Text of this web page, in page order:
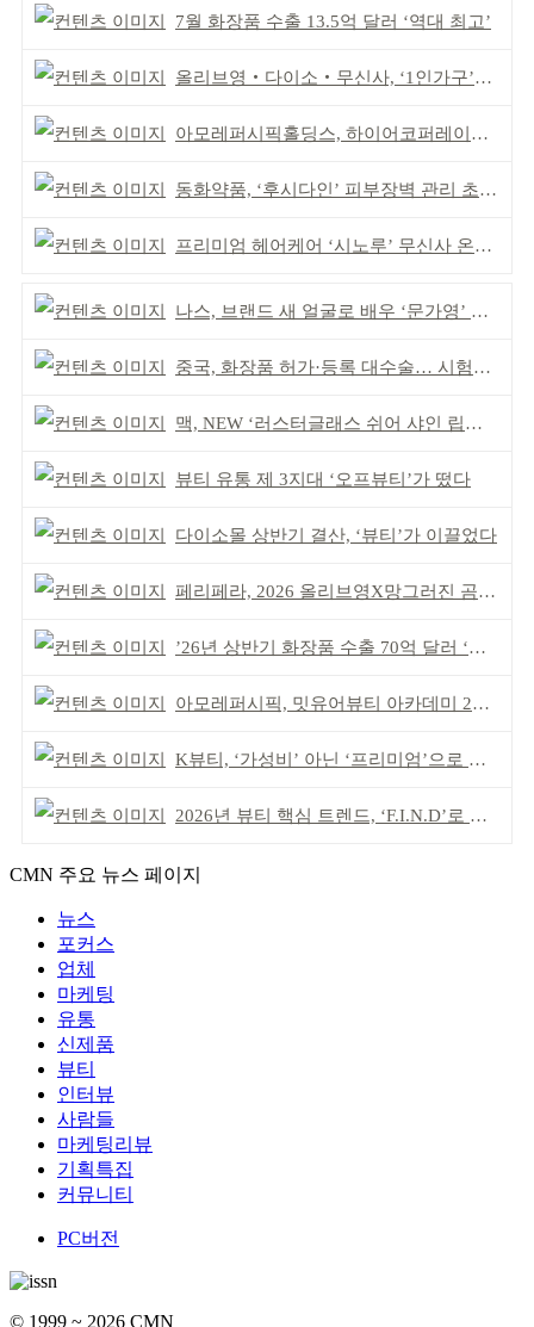
7월 화장품 수출 13.5억 달러 ‘역대 최고’
올리브영‧다이소‧무신사, ‘1인가구’가 이끈다
아모레퍼시픽홀딩스, 하이어코퍼레이션과 투자계약
동화약품, ‘후시다인’ 피부장벽 관리 초점 ‘리브랜딩’
프리미엄 헤어케어 ‘시노루’ 무신사 온라인 입점
나스, 브랜드 새 얼굴로 배우 ‘문가영’ 발탁
중국, 화장품 허가·등록 대수술… 시험자료 공용 허용
맥, NEW ‘러스터글래스 쉬어 샤인 립스틱’ 출시
뷰티 유통 제 3지대 ‘오프뷰티’가 떴다
다이소몰 상반기 결산, ‘뷰티’가 이끌었다
페리페라, 2026 올리브영X망그러진 곰 콜라보
’26년 상반기 화장품 수출 70억 달러 ‘역대 최고’
아모레퍼시픽, 밋유어뷰티 아카데미 2기 발대식
K뷰티, ‘가성비’ 아닌 ‘프리미엄’으로 승부걸어야
2026년 뷰티 핵심 트렌드, ‘F.I.N.D’로 읽는다
CMN 주요 뉴스 페이지
뉴스
포커스
업체
마케팅
유통
신제품
뷰티
인터뷰
사람들
마케팅리뷰
기획특집
커뮤니티
PC버전
© 1999 ~ 2026 CMN